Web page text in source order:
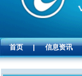
首页 | 信息资讯